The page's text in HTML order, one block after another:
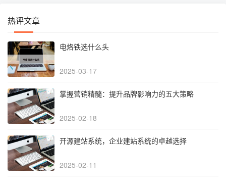
热评文章
电烙铁选什么头
2025-03-17
掌握营销精髓：提升品牌影响力的五大策略
2025-02-18
开源建站系统，企业建站系统的卓越选择
2025-02-11